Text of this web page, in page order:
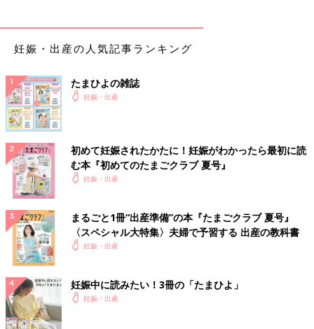
妊娠・出産の人気記事ランキング
たまひよの雑誌
妊娠・出産
初めて妊娠されたかたに！妊娠がわかったら最初に読
む本『初めてのたまごクラブ 夏号』
妊娠・出産
まるごと1冊“出産準備”の本『たまごクラブ 夏号』
〈スペシャル大特集〉夫婦で予習する 出産の教科書
妊娠・出産
妊娠中に読みたい！3冊の「たまひよ」
妊娠・出産